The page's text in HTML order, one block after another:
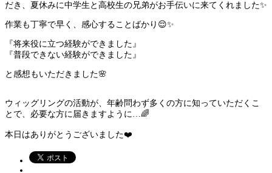
だき、夏休みに中学生と高校生の兄弟がお手伝いに来てくれました✨
作業も丁寧で早く、感心することばかり😌✨
『将来役に立つ経験ができました』
『普段できない経験ができました』
と感想もいただきました🌸
ウィッグリングの活動が、年齢問わず多くの方に知っていただくこ
とで、必要な方に届きますように…🌈
本日はありがとうございました❤️